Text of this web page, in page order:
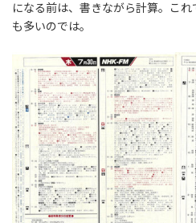
になる前は、書きながら計算。こ
も多いのでは。